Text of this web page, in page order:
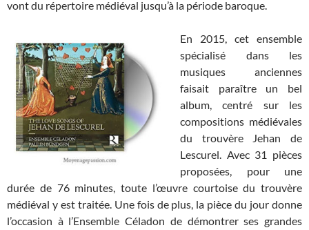
vont du répertoire médiéval jusqu’à la période baroque.
En 2015, cet ensemble
spécialisé dans les
musiques anciennes
faisait paraître un bel
album, centré sur les
compositions médiévales
du trouvère Jehan de
Lescurel. Avec 31 pièces
proposées, pour une
durée de 76 minutes, toute l’œuvre courtoise du trouvère
médiéval y est traitée. Une fois de plus, la pièce du jour donne
l’occasion à l’Ensemble Céladon de démontrer ses grandes